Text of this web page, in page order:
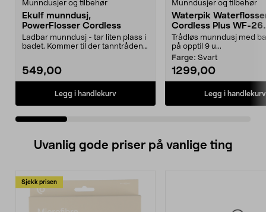
Munndusjer og tilbehør
Ekulf munndusj,
PowerFlosser Cordless
Ladbar munndusj - tar liten plass i
badet. Kommer til der tanntråden
549,00
Legg i handlekurv
Munndusjer og tilbehør
Waterpik
Cordless Plus WF-26
munndusj
Trådløs munndusj med
på opptil 9 u...
Farge: Svart
1299,00
Legg i handlekurv
Uvanlig gode priser på vanlige ting
Sjekk prisen